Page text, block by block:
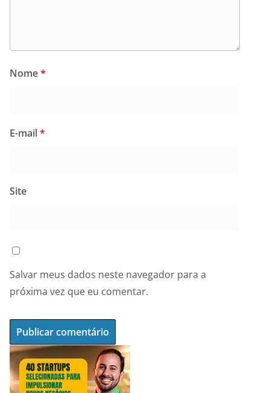
Nome*
E-mail*
Site
Salvar meus dados neste navegador para a
próxima vez que eu comentar.